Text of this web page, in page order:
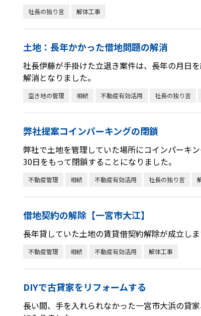
社長の独り言 解体工事
土地：長年かかった借地問題の解消
社長伊藤が手掛けた立退き案件は、長年の月日
解消となりました。
空き地の管理 相続 不動産有効活用 社長の独り言
弊社提案コインパーキングの閉鎖
弊社で土地を管理していた場所にコインパーキ
30日をもって閉鎖することになりました。
不動産管理 相続 不動産有効活用 社長の独り言
借地契約の解除【一宮市大江】
長年貸していた土地の賃貸借契約解除が成立しま
不動産管理 相続 不動産有効活用 解体工事
DIYで古貸家をリフォームする
長い間、手を入れられなかった一宮市大浜の貸